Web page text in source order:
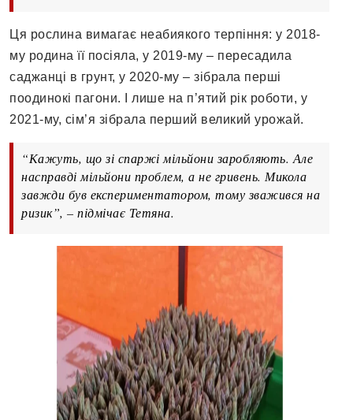
Ця рослина вимагає неабиякого терпіння: у 2018-
му родина її посіяла, у 2019-му – пересадила
саджанці в грунт, у 2020-му – зібрала перші
поодинокі пагони. І лише на п’ятий рік роботи, у
2021-му, сім’я зібрала перший великий урожай.
“Кажуть, що зі спаржі мільйони заробляють. Але
насправді мільйони проблем, а не гривень. Микола
завжди був експериментатором, тому зважився на
ризик”, – підмічає Тетяна.